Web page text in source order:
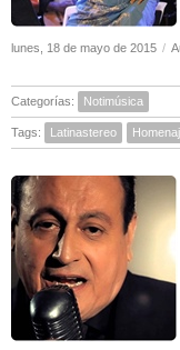
lunes, 18 de mayo de 2015 /
Categorías: Notimúsica
Tags: Latinastereo